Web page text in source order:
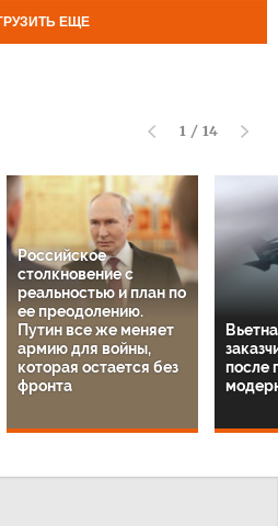
ЕЩЕ
1 / 14
Российское
столкновение с
реальностью и план по
ее преодолению.
Путин все же меняет
армию для войны,
которая остается без
фронта
после